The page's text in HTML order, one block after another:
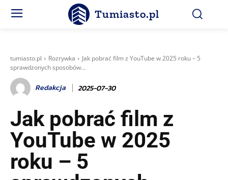
Tumiasto.pl
tumiasto.pl Rozrywka
Jak pobrać film z YouTube w 2025 roku – 5
sprawdzonych sposobów...
Redakcja 2025-07-30
Jak pobrać film z
YouTube w 2025
roku – 5